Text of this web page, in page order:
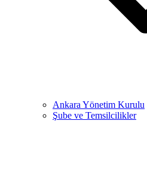
Ankara Yönetim Kurulu
Şube ve Temsilcilikler